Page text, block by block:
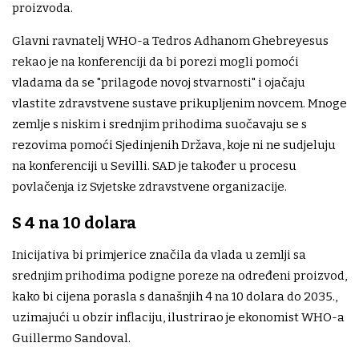
proizvoda.
Glavni ravnatelj WHO-a Tedros Adhanom Ghebreyesus
rekao je na konferenciji da bi porezi mogli pomoći
vladama da se "prilagode novoj stvarnosti" i ojačaju
vlastite zdravstvene sustave prikupljenim novcem. Mnoge
zemlje s niskim i srednjim prihodima suočavaju se s
rezovima pomoći Sjedinjenih Država, koje ni ne sudjeluju
na konferenciji u Sevilli. SAD je također u procesu
povlačenja iz Svjetske zdravstvene organizacije.
S 4 na 10 dolara
Inicijativa bi primjerice značila da vlada u zemlji sa
srednjim prihodima podigne poreze na određeni proizvod,
kako bi cijena porasla s današnjih 4 na 10 dolara do 2035.,
uzimajući u obzir inflaciju, ilustrirao je ekonomist WHO-a
Guillermo Sandoval.